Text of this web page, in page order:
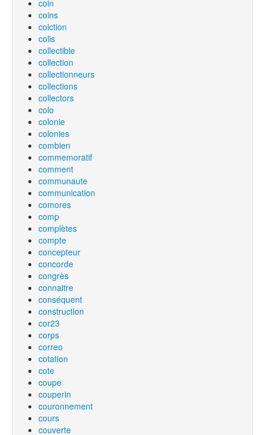
coin
coins
colction
colis
collectible
collection
collectionneurs
collections
collectors
colo
colonie
colonies
combien
commemoratif
comment
communaute
communication
comores
comp
complètes
compte
concepteur
concorde
congrès
connaitre
conséquent
construction
cor23
corps
correo
cotation
cote
coupe
couperin
couronnement
cours
couverte